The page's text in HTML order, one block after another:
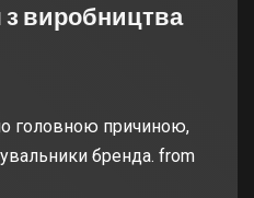
з виробництва
головною причиною,
бренда. from